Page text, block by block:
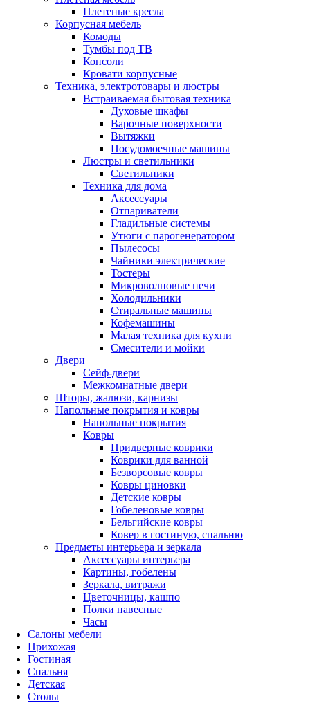
Плетеные кресла
Корпусная мебель
Комоды
Тумбы под ТВ
Консоли
Кровати корпусные
Техника, электротовары и люстры
Встраиваемая бытовая техника
Духовые шкафы
Варочные поверхности
Вытяжки
Посудомоечные машины
Люстры и светильники
Светильники
Техника для дома
Аксессуары
Отпариватели
Гладильные системы
Утюги с парогенератором
Пылесосы
Чайники электрические
Тостеры
Микроволновые печи
Холодильники
Стиральные машины
Кофемашины
Малая техника для кухни
Смесители и мойки
Двери
Сейф-двери
Межкомнатные двери
Шторы, жалюзи, карнизы
Напольные покрытия и ковры
Напольные покрытия
Ковры
Придверные коврики
Коврики для ванной
Безворсовые ковры
Ковры циновки
Детские ковры
Гобеленовые ковры
Бельгийские ковры
Ковер в гостиную, спальню
Предметы интерьера и зеркала
Аксессуары интерьера
Картины, гобелены
Зеркала, витражи
Цветочницы, кашпо
Полки навесные
Часы
Салоны мебели
Прихожая
Гостиная
Спальня
Детская
Столы